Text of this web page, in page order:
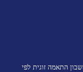
התאמה זוגית לפי